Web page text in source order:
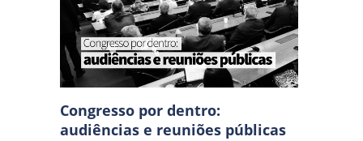
Congresso por dentro:
audiências e reuniões públicas